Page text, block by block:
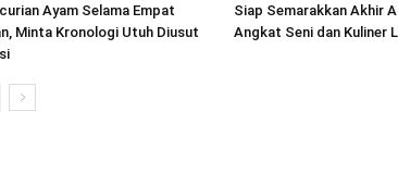
Ayam Selama Empat
Minta Kronologi Utuh Diusut
Siap Semarakkan Akhir
Angkat Seni dan Kuliner